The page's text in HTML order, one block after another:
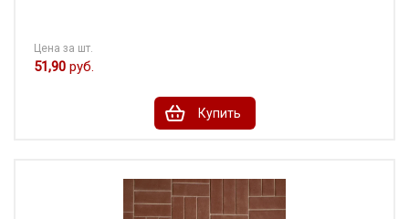
Цена за шт.
51,90 руб.
Купить